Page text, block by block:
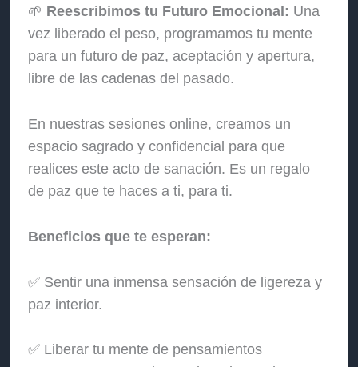
🌱 Reescribimos tu Futuro Emocional: Una
vez liberado el peso, programamos tu mente
para un futuro de paz, aceptación y apertura,
libre de las cadenas del pasado.
En nuestras sesiones online, creamos un
espacio sagrado y confidencial para que
realices este acto de sanación. Es un regalo
de paz que te haces a ti, para ti.
Beneficios que te esperan:
✅ Sentir una inmensa sensación de ligereza y
paz interior.
✅ Liberar tu mente de pensamientos